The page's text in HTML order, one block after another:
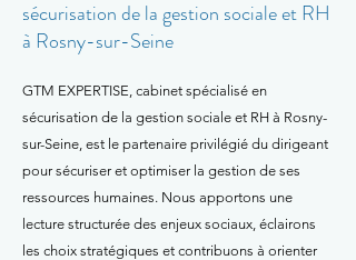
sécurisation de la gestion sociale et RH
à Rosny-sur-Seine
GTM EXPERTISE, cabinet spécialisé en
sécurisation de la gestion sociale et RH à Rosny-
sur-Seine, est le partenaire privilégié du dirigeant
pour sécuriser et optimiser la gestion de ses
ressources humaines. Nous apportons une
lecture structurée des enjeux sociaux, éclairons
les choix stratégiques et contribuons à orienter